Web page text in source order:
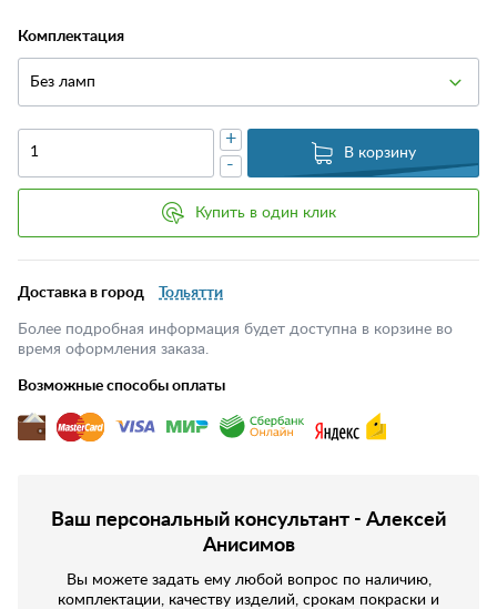
Комплектация
Без ламп
-
+
В корзину
Купить в один клик
Доставка в город Тольятти
Более подробная информация будет доступна в корзине во
время оформления заказа.
Возможные способы оплаты
Ваш персональный консультант - Алексей
Анисимов
Вы можете задать ему любой вопрос по наличию,
комплектации, качеству изделий, срокам покраски и